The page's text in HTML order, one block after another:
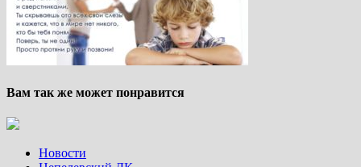
Вам так же может понравится
Новости